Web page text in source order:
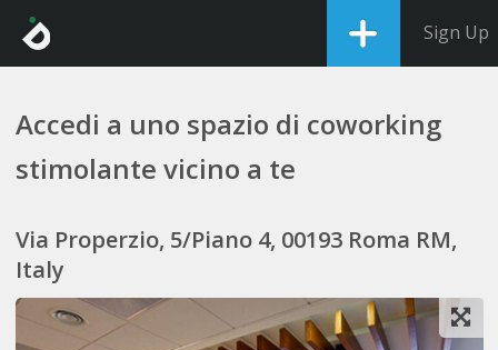
Sign Up
Accedi a uno spazio di coworking
stimolante vicino a te
Via Properzio, 5/Piano 4, 00193 Roma RM,
Italy